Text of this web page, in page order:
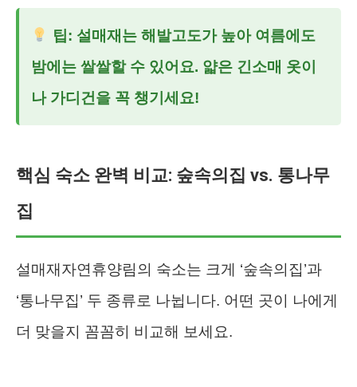
팁: 설매재는 해발고도가 높아 여름에도
밤에는 쌀쌀할 수 있어요. 얇은 긴소매 옷이
나 가디건을 꼭 챙기세요!
핵심 숙소 완벽 비교: 숲속의집 vs. 통나무
집
설매재자연휴양림의 숙소는 크게 ‘숲속의집’과
‘통나무집’ 두 종류로 나뉩니다. 어떤 곳이 나에게
더 맞을지 꼼꼼히 비교해 보세요.